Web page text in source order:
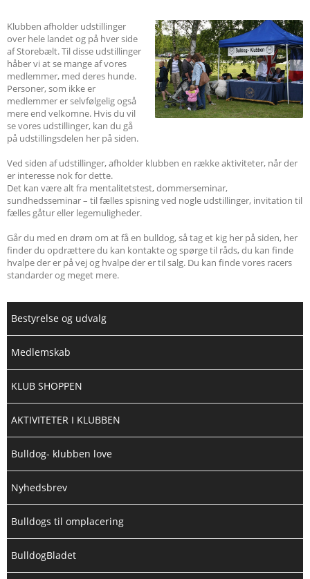
Klubben afholder udstillinger
over hele landet og på hver side
af Storebælt. Til disse udstillinger
håber vi at se mange af vores
medlemmer, med deres hunde.
Personer, som ikke er
medlemmer er selvfølgelig også
mere end velkomne. Hvis du vil
se vores udstillinger, kan du gå
på udstillingsdelen her på siden.
Ved siden af udstillinger, afholder klubben en række aktiviteter, når der
er interesse nok for dette.
Det kan være alt fra mentalitetstest, dommerseminar,
sundhedsseminar – til fælles spisning ved nogle udstillinger, invitation til
fælles gåtur eller legemuligheder.
Går du med en drøm om at få en bulldog, så tag et kig her på siden, her
finder du opdrættere du kan kontakte og spørge til råds, du kan finde
hvalpe der er på vej og hvalpe der er til salg. Du kan finde vores racers
standarder og meget mere.
Bestyrelse og udvalg
Medlemskab
KLUB SHOPPEN
AKTIVITETER I KLUBBEN
Bulldog- klubben love
Nyhedsbrev
Bulldogs til omplacering
BulldogBladet